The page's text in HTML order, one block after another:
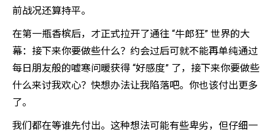
前战况还算持平。
在第一瓶香槟后，才正式拉开了通往 “牛郎狂” 世界的大
幕：接下来你要做些什么？约会过后可就不能再单纯通过
每日朋友般的嘘寒问暖获得 “好感度” 了，接下来你要做些
什么来讨我欢心？快想办法让我陷落吧。你也该付出更多
了。
我们都在等谁先付出。这种想法可能有些卑劣，但仔细一